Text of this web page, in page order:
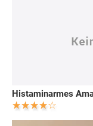
Histaminarmes